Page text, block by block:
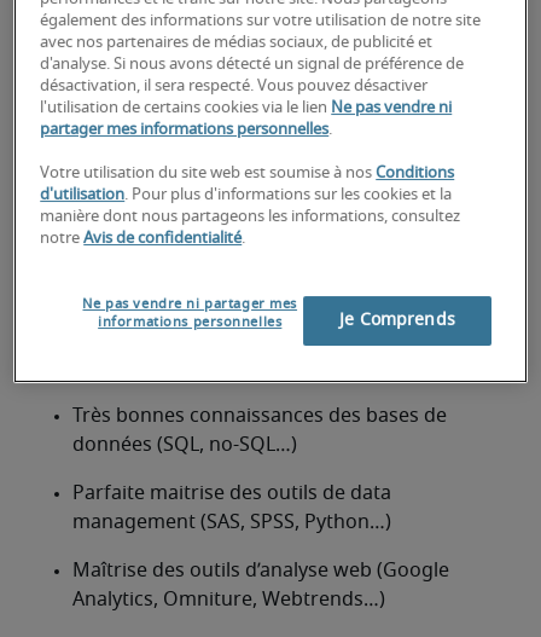
ROI. Grâce à ses connaissances en marketing il
participe au développement des outils de support,
mais également aide à prendre les décisions
stratégiques. La veille technologique est d’une
grande importance, le data scientist accorde une
partie de son temps pour être au point sur les
nouvelles technologies.
Quelles sont les compétences et
qualités requises pour un data
scientist ?
Très bonnes connaissances des bases de
données (SQL, no-SQL…)
Parfaite maitrise des outils de data
management (SAS, SPSS, Python…)
Maîtrise des outils d’analyse web (Google
Analytics, Omniture, Webtrends…)
également des informations sur votre utilisation de notre site
avec nos partenaires de médias sociaux, de publicité et
d'analyse. Si nous avons détecté un signal de préférence de
désactivation, il sera respecté. Vous pouvez désactiver
l'utilisation de certains cookies via le lien Ne pas vendre ni
partager mes informations personnelles.
Votre utilisation du site web est soumise à nosConditions
d'utilisation. Pour plus d'informations sur les cookies et la
manière dont nous partageons les informations, consultez
notreAvis de confidentialité.
Ne pas vendre ni partager mes
informations personnelles
Je Comprends